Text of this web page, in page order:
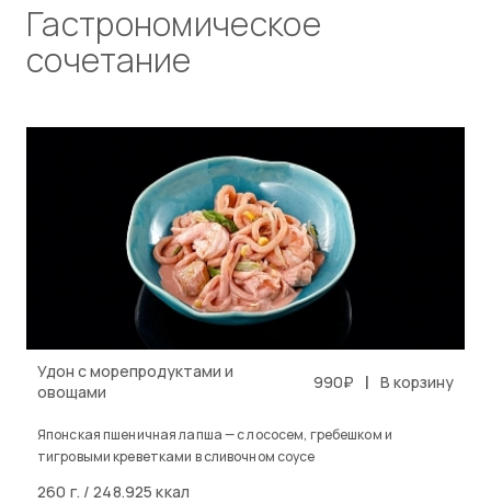
Гастрономическое
сочетание
Удон с морепродуктами и
овощами
990₽ | В корзину
Японская пшеничная лапша — с лососем, гребешком и
тигровыми креветками в сливочном соусе
260 г. / 248.925 ккал